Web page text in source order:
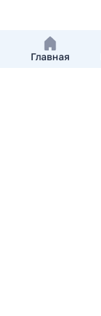
Главная